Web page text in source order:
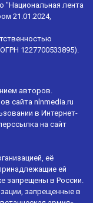
"Национальная лента
21.01.2024,
1227700533895).
авторов.
сайта nlnmedia.ru
в Интернет-
на сайт
её
ей
запрещены в России.
запрещенные в